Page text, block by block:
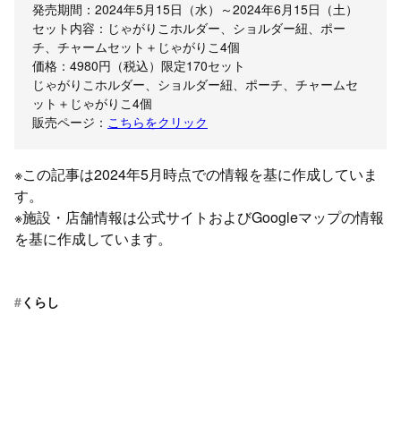
発売期間：2024年5月15日（水）～2024年6月15日（土）
セット内容：じゃがりこホルダー、ショルダー紐、ポー
チ、チャームセット＋じゃがりこ4個
価格：4980円（税込）限定170セット
じゃがりこホルダー、ショルダー紐、ポーチ、チャームセ
ット＋じゃがりこ4個
販売ページ： こちらをクリック
※この記事は2024年5月時点での情報を基に作成していま
す。
※施設・店舗情報は公式サイトおよびGoogleマップの情報
を基に作成しています。
#くらし